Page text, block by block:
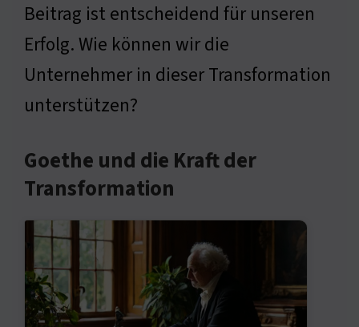
Beitrag ist entscheidend für unseren
Erfolg. Wie können wir die
Unternehmer in dieser Transformation
unterstützen?
Goethe und die Kraft der
Transformation